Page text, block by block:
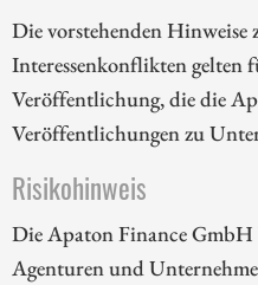
Die vorstehenden Hinweise
Interessenkonflikten gelten
Veröffentlichung, die die
Veröffentlichungen zu
Risikohinweis
Die Apaton Finance GmbH
Agenturen und